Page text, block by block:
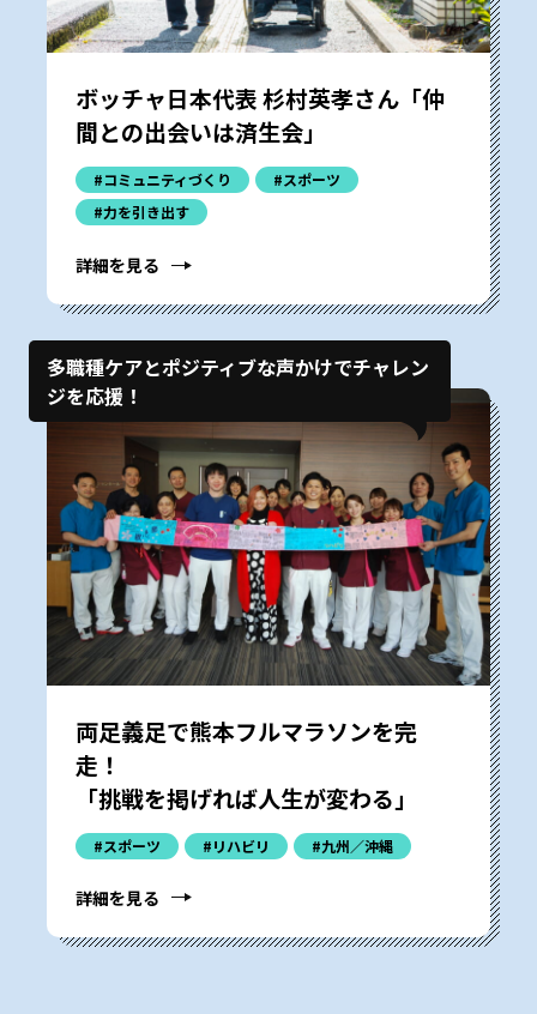
ボッチャ日本代表 杉村英孝さん「仲
間との出会いは済生会」
#コミュニティづくり
#スポーツ
#力を引き出す
詳細を見る
多職種ケアとポジティブな声かけでチャレン
ジを応援！
両足義足で熊本フルマラソンを完
走！
「挑戦を掲げれば人生が変わる」
#スポーツ #リハビリ #九州／沖縄
詳細を見る